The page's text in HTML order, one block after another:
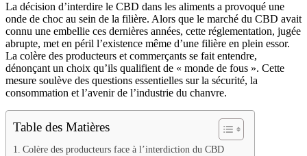
La décision d’interdire le CBD dans les aliments a provoqué une
onde de choc au sein de la filière. Alors que le marché du CBD avait
connu une embellie ces dernières années, cette réglementation, jugée
abrupte, met en péril l’existence même d’une filière en plein essor.
La colère des producteurs et commerçants se fait entendre,
dénonçant un choix qu’ils qualifient de « monde de fous ». Cette
mesure soulève des questions essentielles sur la sécurité, la
consommation et l’avenir de l’industrie du chanvre.
Table des Matières
Colère des producteurs face à l’interdiction du CBD